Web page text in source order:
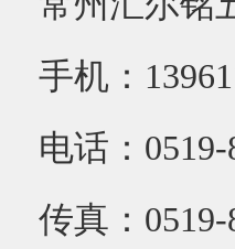
手机：
电话：0519-
传真：0519-